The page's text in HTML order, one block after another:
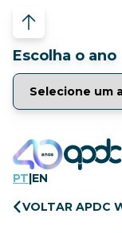
Escolha o ano
PT|EN
VOLTAR APDC